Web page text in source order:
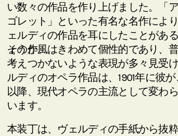
い数々の作品を作り上げました。「
ゴレット」といった有名な名作によ
ェルディの作品を耳にしたことがあ
ょうか。
その作風はきわめて個性的であり、
考えつかないような表現が多々見受
ルディのオペラ作品は、1901年に彼
以降、現代オペラの主流として変わ
います。
本装丁は、ヴェルディの手紙から抜